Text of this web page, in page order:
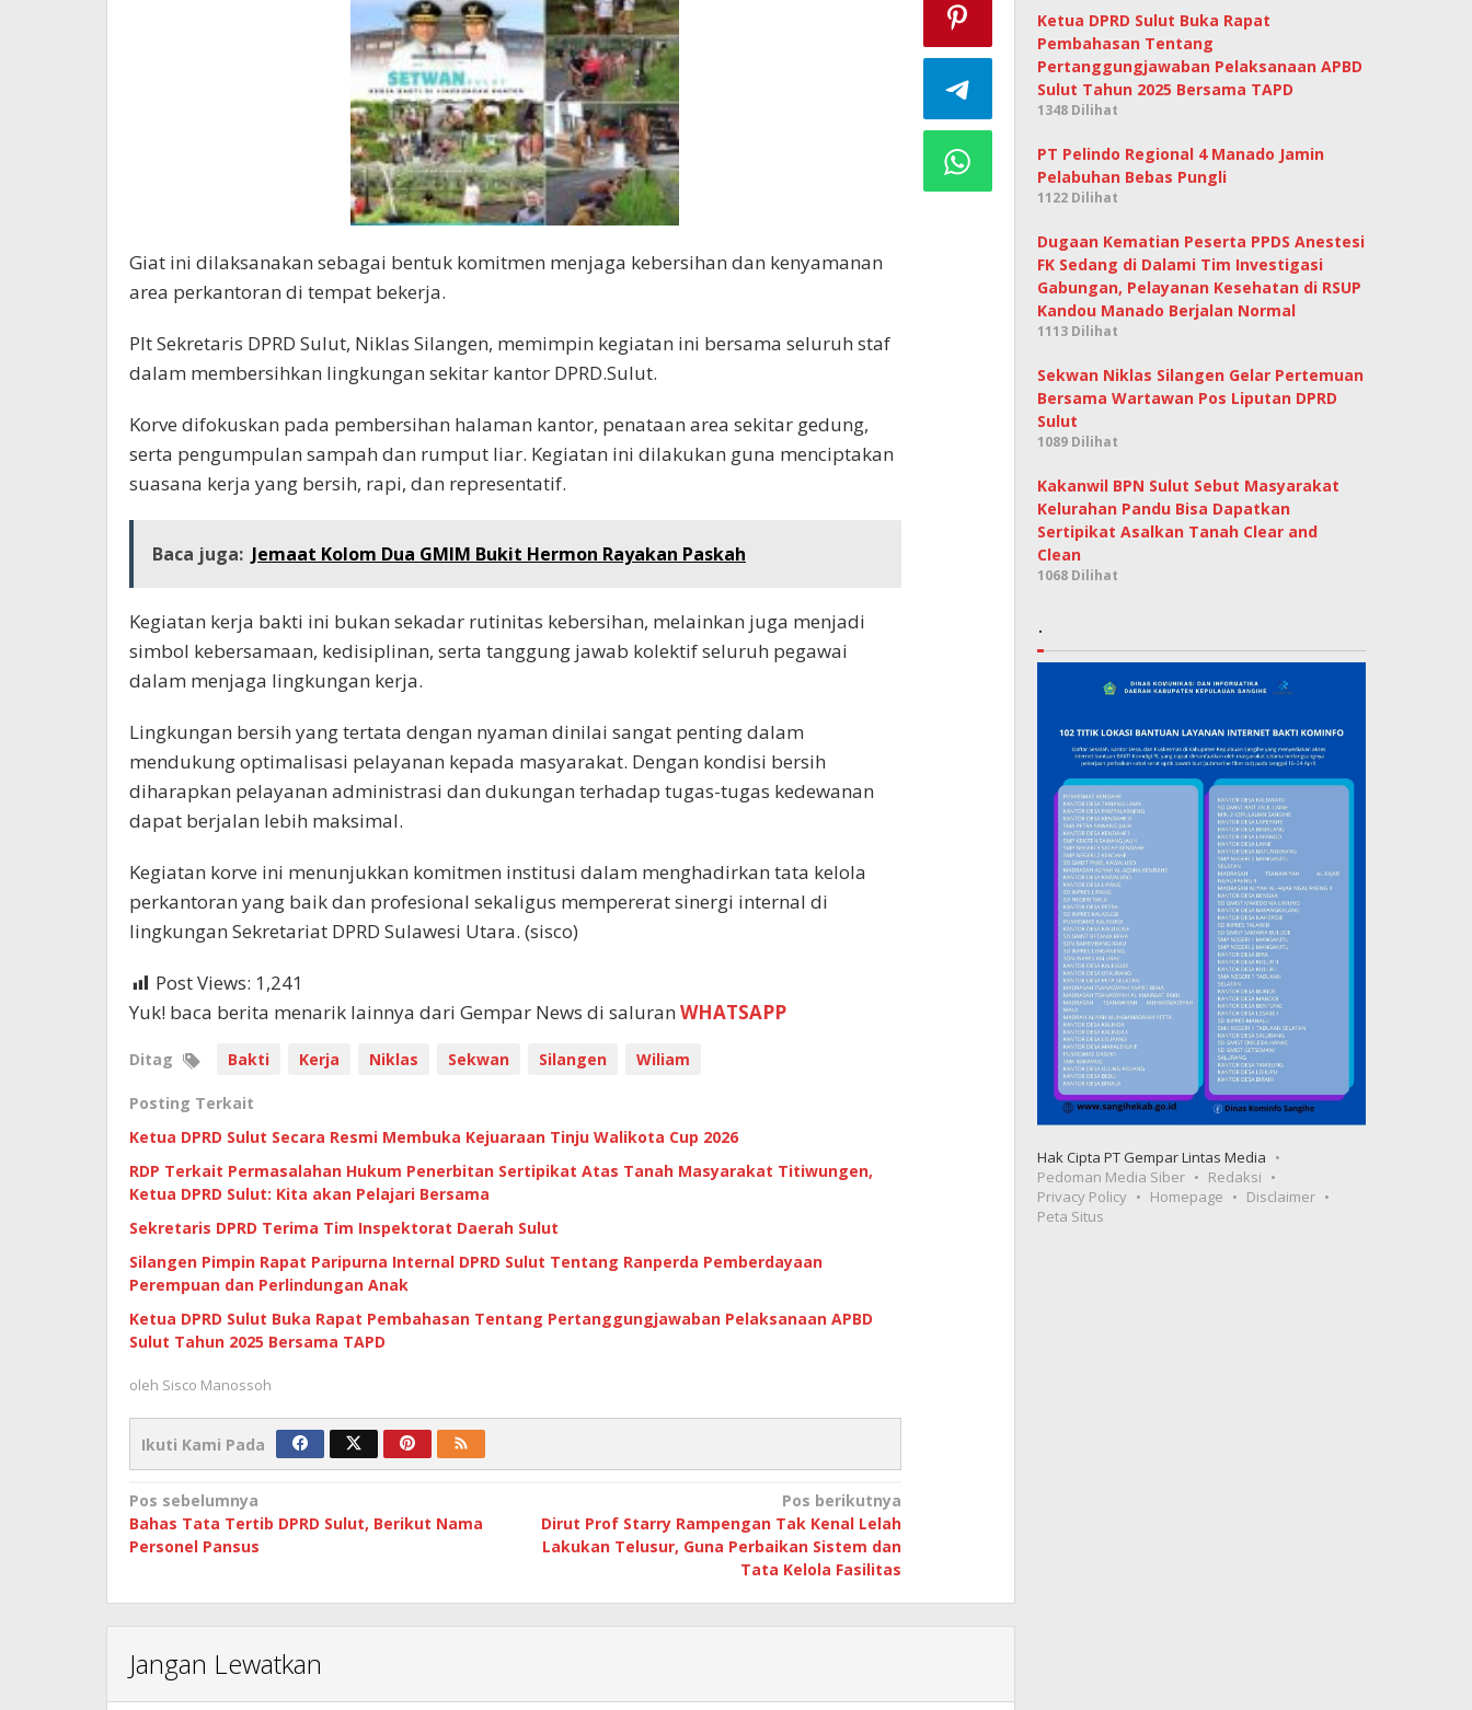
Giat ini dilaksanakan sebagai bentuk komitmen menjaga kebersihan dan kenyamanan
area perkantoran di tempat bekerja.
Plt Sekretaris DPRD Sulut, Niklas Silangen, memimpin kegiatan ini bersama seluruh staf
dalam membersihkan lingkungan sekitar kantor DPRD.Sulut.
Korve difokuskan pada pembersihan halaman kantor, penataan area sekitar gedung,
serta pengumpulan sampah dan rumput liar. Kegiatan ini dilakukan guna menciptakan
suasana kerja yang bersih, rapi, dan representatif.
Baca juga: Jemaat Kolom Dua GMIM Bukit Hermon Rayakan Paskah
Kegiatan kerja bakti ini bukan sekadar rutinitas kebersihan, melainkan juga menjadi
simbol kebersamaan, kedisiplinan, serta tanggung jawab kolektif seluruh pegawai
dalam menjaga lingkungan kerja.
Lingkungan bersih yang tertata dengan nyaman dinilai sangat penting dalam
mendukung optimalisasi pelayanan kepada masyarakat. Dengan kondisi bersih
diharapkan pelayanan administrasi dan dukungan terhadap tugas-tugas kedewanan
dapat berjalan lebih maksimal.
Kegiatan korve ini menunjukkan komitmen institusi dalam menghadirkan tata kelola
perkantoran yang baik dan profesional sekaligus mempererat sinergi internal di
lingkungan Sekretariat DPRD Sulawesi Utara. (sisco)
Post Views: 1,241
Yuk! baca berita menarik lainnya dari Gempar News di saluran WHATSAPP
Ditag Bakti Kerja Niklas Sekwan Silangen Wiliam
Posting Terkait
Ketua DPRD Sulut Secara Resmi Membuka Kejuaraan Tinju Walikota Cup 2026
RDP Terkait Permasalahan Hukum Penerbitan Sertipikat Atas Tanah Masyarakat Titiwungen,
Ketua DPRD Sulut: Kita akan Pelajari Bersama
Sekretaris DPRD Terima Tim Inspektorat Daerah Sulut
Silangen Pimpin Rapat Paripurna Internal DPRD Sulut Tentang Ranperda Pemberdayaan
Perempuan dan Perlindungan Anak
Ketua DPRD Sulut Buka Rapat Pembahasan Tentang Pertanggungjawaban Pelaksanaan APBD
Sulut Tahun 2025 Bersama TAPD
oleh Sisco Manossoh
Ikuti Kami Pada
Navigasi
pos
Pos sebelumnya
Bahas Tata Tertib DPRD Sulut, Berikut Nama
Personel Pansus
Pos berikutnya
Dirut Prof Starry Rampengan Tak Kenal Lelah
Lakukan Telusur, Guna Perbaikan Sistem dan
Tata Kelola Fasilitas
Jangan Lewatkan
Ketua DPRD Sulut Buka Rapat
Pembahasan Tentang
Pertanggungjawaban Pelaksanaan APBD
Sulut Tahun 2025 Bersama TAPD
1348 Dilihat
PT Pelindo Regional 4 Manado Jamin
Pelabuhan Bebas Pungli
1122 Dilihat
Dugaan Kematian Peserta PPDS Anestesi
FK Sedang di Dalami Tim Investigasi
Gabungan, Pelayanan Kesehatan di RSUP
Kandou Manado Berjalan Normal
1113 Dilihat
Sekwan Niklas Silangen Gelar Pertemuan
Bersama Wartawan Pos Liputan DPRD
Sulut
1089 Dilihat
Kakanwil BPN Sulut Sebut Masyarakat
Kelurahan Pandu Bisa Dapatkan
Sertipikat Asalkan Tanah Clear and
Clean
1068 Dilihat
.
Hak Cipta PT Gempar Lintas Media
Pedoman Media Siber
Redaksi
Privacy Policy
Homepage
Disclaimer
Peta Situs